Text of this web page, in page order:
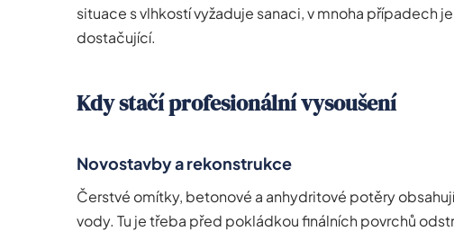
situace s vlhkostí vyžaduje sanaci, v mnoha případech
dostačující.
Kdy stačí profesionální vysoušení
Novostavby a rekonstrukce
Čerstvé omítky, betonové a anhydritové potěry
vody. Tu je třeba před pokládkou finálních povrchů